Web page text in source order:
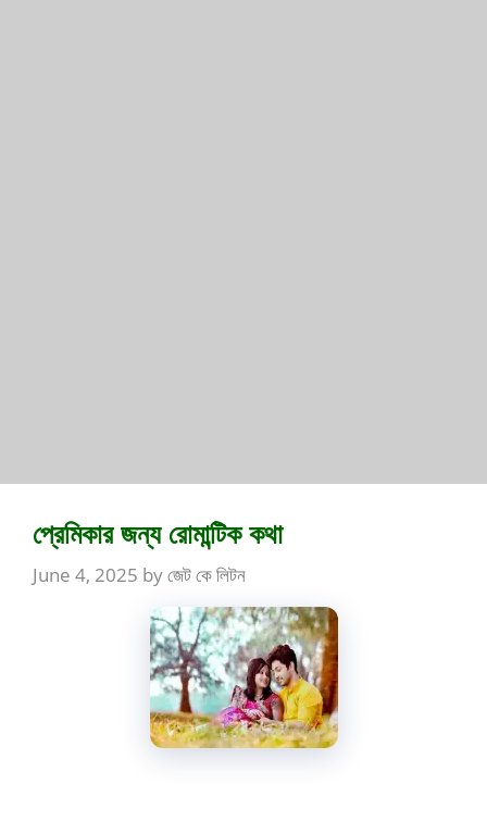
প্রেমিকার জন্য রোমান্টিক কথা
June 4, 2025 byজেট কে লিটন